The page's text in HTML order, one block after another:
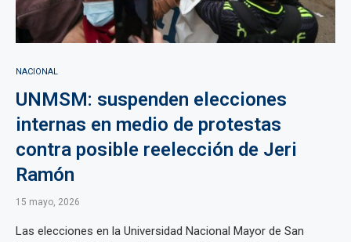
NACIONAL
UNMSM: suspenden elecciones
internas en medio de protestas
contra posible reelección de Jeri
Ramón
15 mayo, 2026
Las elecciones en la Universidad Nacional Mayor de San